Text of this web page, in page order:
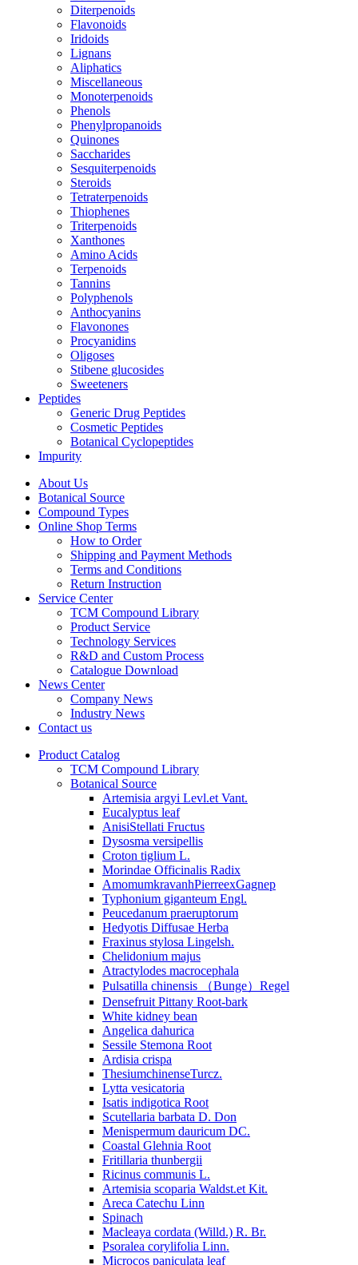
Diterpenoids
Flavonoids
Iridoids
Lignans
Aliphatics
Miscellaneous
Monoterpenoids
Phenols
Phenylpropanoids
Quinones
Saccharides
Sesquiterpenoids
Steroids
Tetraterpenoids
Thiophenes
Triterpenoids
Xanthones
Amino Acids
Terpenoids
Tannins
Polyphenols
Anthocyanins
Flavonones
Procyanidins
Oligoses
Stibene glucosides
Sweeteners
Peptides
Generic Drug Peptides
Cosmetic Peptides
Botanical Cyclopeptides
Impurity
About Us
Botanical Source
Compound Types
Online Shop Terms
How to Order
Shipping and Payment Methods
Terms and Conditions
Return Instruction
Service Center
TCM Compound Library
Product Service
Technology Services
R&D and Custom Process
Catalogue Download
News Center
Company News
Industry News
Contact us
Product Catalog
TCM Compound Library
Botanical Source
Artemisia argyi Levl.et Vant.
Eucalyptus leaf
AnisiStellati Fructus
Dysosma versipellis
Croton tiglium L.
Morindae Officinalis Radix
AmomumkravanhPierreexGagnep
Typhonium giganteum Engl.
Peucedanum praeruptorum
Hedyotis Diffusae Herba
Fraxinus stylosa Lingelsh.
Chelidonium majus
Atractylodes macrocephala
Pulsatilla chinensis （Bunge）Regel
Densefruit Pittany Root-bark
White kidney bean
Angelica dahurica
Sessile Stemona Root
Ardisia crispa
ThesiumchinenseTurcz.
Lytta vesicatoria
Isatis indigotica Root
Scutellaria barbata D. Don
Menispermum dauricum DC.
Coastal Glehnia Root
Fritillaria thunbergii
Ricinus communis L.
Artemisia scoparia Waldst.et Kit.
Areca Catechu Linn
Spinach
Macleaya cordata (Willd.) R. Br.
Psoralea corylifolia Linn.
Microcos paniculata leaf